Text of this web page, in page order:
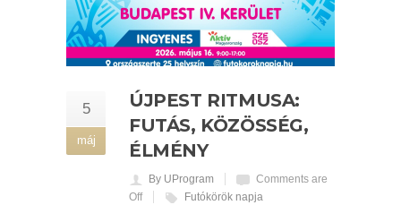
5
máj
ÚJPEST RITMUSA:
FUTÁS, KÖZÖSSÉG,
ÉLMÉNY
By UProgram
Comments are
Off
Futókörök napja